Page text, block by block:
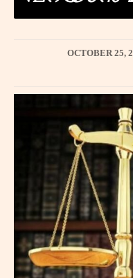
OCTOBER 25,